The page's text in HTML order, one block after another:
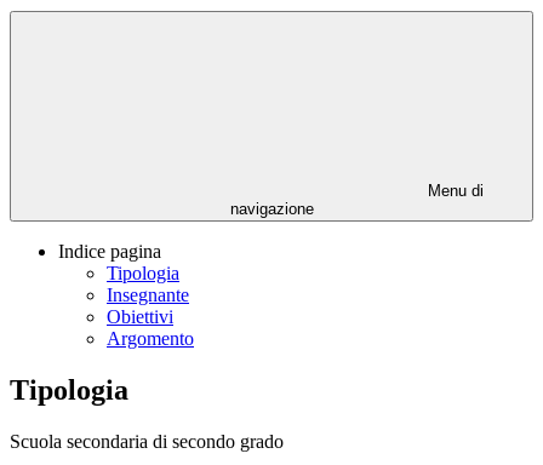
Menu di
navigazione
Indice pagina
Tipologia
Insegnante
Obiettivi
Argomento
Tipologia
Scuola secondaria di secondo grado